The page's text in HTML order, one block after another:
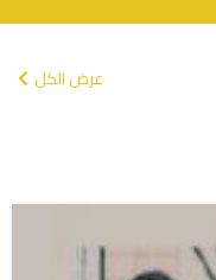
عرض الكل